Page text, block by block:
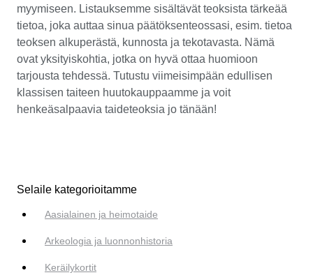
myymiseen. Listauksemme sisältävät teoksista tärkeää
tietoa, joka auttaa sinua päätöksenteossasi, esim. tietoa
teoksen alkuperästä, kunnosta ja tekotavasta. Nämä
ovat yksityiskohtia, jotka on hyvä ottaa huomioon
tarjousta tehdessä. Tutustu viimeisimpään edullisen
klassisen taiteen huutokauppaamme ja voit
henkeäsalpaavia taideteoksia jo tänään!
Selaile kategorioitamme
Aasialainen ja heimotaide
Arkeologia ja luonnonhistoria
Keräilykortit